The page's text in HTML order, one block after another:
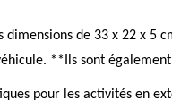
dimensions de 33 x 22 x
**Ils sont
pour les activités en